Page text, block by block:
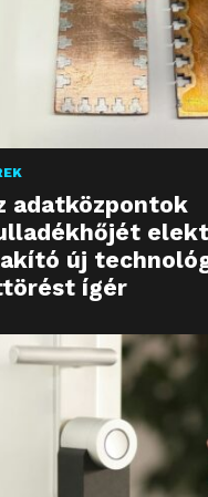
adatközpontok
új
ígér